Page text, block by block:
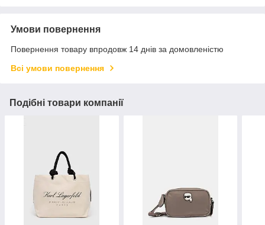
Умови повернення
Повернення товару впродовж 14 днів за домовленістю
Всі умови повернення
Подібні товари компанії